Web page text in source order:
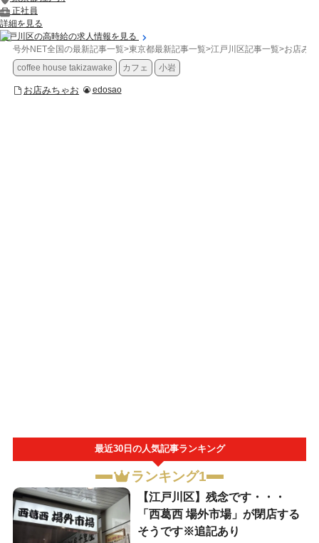
正社員
詳細を見る
江戸川区の高時給の求人情報を見る
号外NET全国の最新記事一覧>東京都最新記事一覧>江戸川区記事一覧>お店み
coffee house takizawake
カフェ 小岩
お店みちゃお edosao
最近30日の人気記事ランキング
ランキング1
【江戸川区】残念です・・・
「西葛西 場外市場」が閉店する
そうです※追記あり